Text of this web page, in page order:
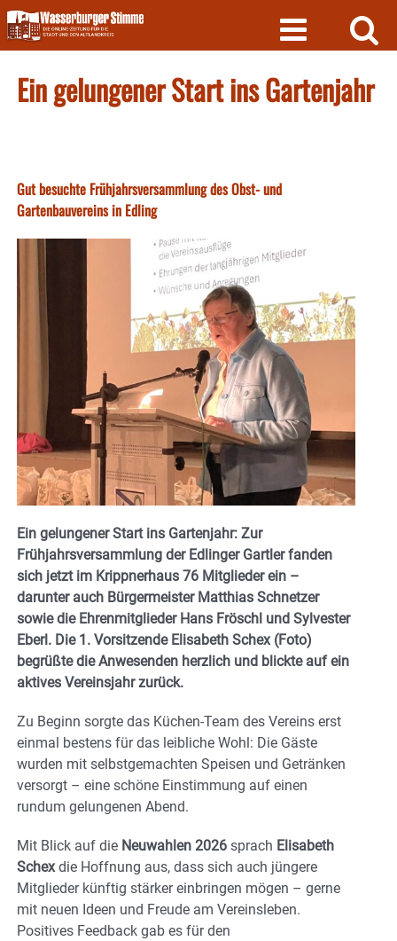
Skip
to
content
Ein gelungener Start ins Gartenjahr
Gut besuchte Frühjahrsversammlung des Obst- und
Gartenbauvereins in Edling
Ein gelungener Start ins Gartenjahr: Zur
Frühjahrsversammlung der Edlinger Gartler fanden
sich jetzt im Krippnerhaus 76 Mitglieder ein –
darunter auch Bürgermeister Matthias Schnetzer
sowie die Ehrenmitglieder Hans Fröschl und Sylvester
Eberl. Die 1. Vorsitzende Elisabeth Schex (Foto)
begrüßte die Anwesenden herzlich und blickte auf ein
aktives Vereinsjahr zurück.
Zu Beginn sorgte das Küchen-Team des Vereins erst
einmal bestens für das leibliche Wohl: Die Gäste
wurden mit selbstgemachten Speisen und Getränken
versorgt – eine schöne Einstimmung auf einen
rundum gelungenen Abend.
Mit Blick auf die Neuwahlen 2026 sprach Elisabeth
Schexdie Hoffnung aus, dass sich auch jüngere
Mitglieder künftig stärker einbringen mögen – gerne
mit neuen Ideen und Freude am Vereinsleben.
Positives Feedback gab es für den